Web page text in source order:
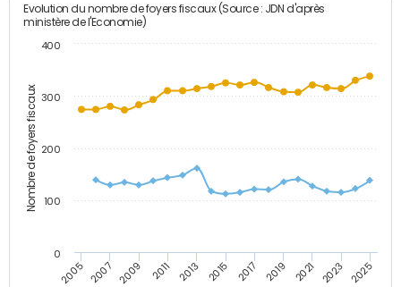
Nombre de foyers fiscaux
Evolution du nombre de foyers fiscaux (Source : JDN d'après
ministère de l'Economie)
2005 2007 2009 2011 2013 2015 2017 2019 2021 2023 2025
0
100
200
300
400